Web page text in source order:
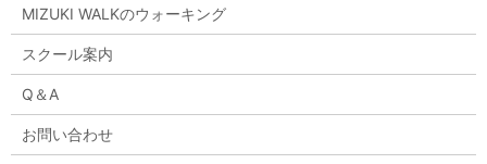
MIZUKI WALKのウォーキング
スクール案内
Q＆A
お問い合わせ